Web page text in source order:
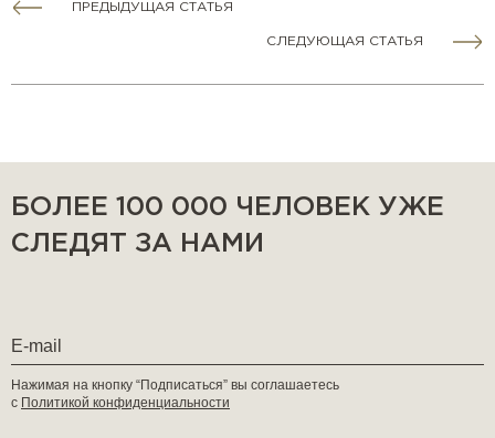
ПРЕДЫДУЩАЯ СТАТЬЯ
СЛЕДУЮЩАЯ СТАТЬЯ
БОЛЕЕ 100 000 ЧЕЛОВЕК УЖЕ
СЛЕДЯТ ЗА НАМИ
Нажимая на кнопку “Подписаться” вы соглашаетесь
с Политикой конфиденциальности